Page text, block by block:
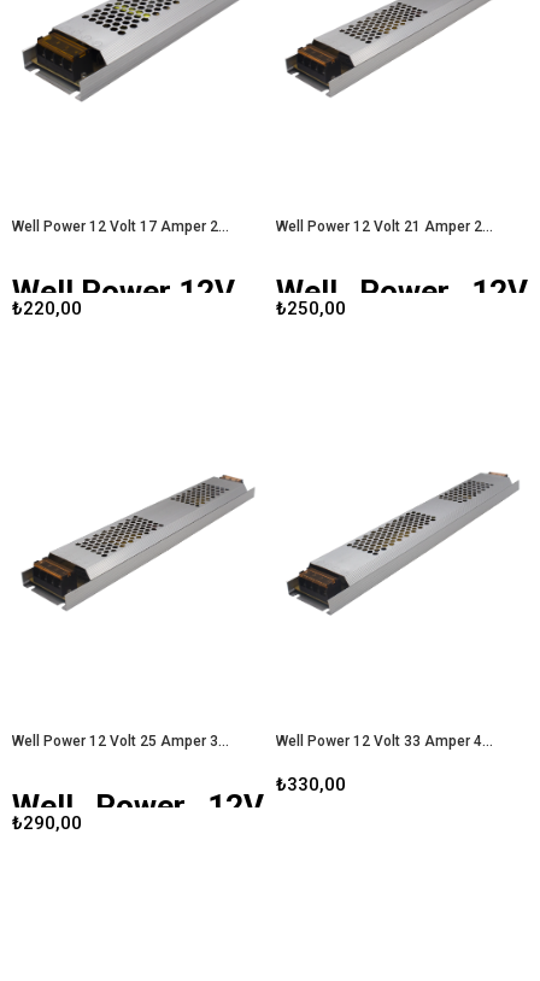
Ultra Slim LED Metal Kasa
Adaptör, kullanıcıların ihtiyaçlarına
uygun mükemmel bir çözüm
sunmaktadır. Bu yazıda, bu
adaptörün özelliklerini, avantajlarını
ve kullanım alanlarını detaylı bir
Well Power 12 Volt 17 Amper 205 Watt Ultra Slim Led Metal Kasa Adaptör
Well Power 12V
17 A Ultra Slim
12V 17A Ultra Slim LED Metal Kasa
Adaptör, özellikle LED aydınlatma
sistemleri ve diğer elektronik
cihazlar için yüksek performans
arayan kullanıcılar için tasarlanmıştır.
Bu yazıda, adaptörün özelliklerini,
avantajlarını ve kullanım alanlarını
detaylı bir şekilde
inceleyeceğiz.
₺220,00
Well Power 12 Volt 21 Amper 250 Watt Ultra Slim Led Metal Kasa Adaptör
Well Power 12V
21 A Ultra Slim
olarak, 12V 21A Ultra Slim LED Metal
Kasa Adaptör ile dikkat çekiyor.
Özellikle yüksek güç gereksinimi
olan LED aydınlatma sistemleri için
tasarlanan bu adaptör, kullanıcılara
çeşitli avantajlar sunmaktadır. Bu
yazıda, adaptörün özelliklerini,
faydalarını ve kullanım alanlarını
inceleyeceğiz.
₺250,00
Well Power 12 Volt 25 Amper 300 Watt Ultra Slim Led Metal Kasa Adaptör
Well Power 12V
25 A Ultra Slim
₺290,00
Well Power 12 Volt 33 Amper 400 Watt Ultra Slim Led Metal Kasa Adaptör
₺330,00